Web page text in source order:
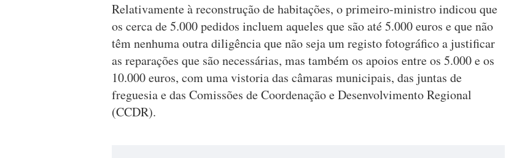
Relativamente à reconstrução de habitações, o primeiro-ministro indicou que
os cerca de 5.000 pedidos incluem aqueles que são até 5.000 euros e que não
têm nenhuma outra diligência que não seja um registo fotográfico a justificar
as reparações que são necessárias, mas também os apoios entre os 5.000 e os
10.000 euros, com uma vistoria das câmaras municipais, das juntas de
freguesia e das Comissões de Coordenação e Desenvolvimento Regional
(CCDR).